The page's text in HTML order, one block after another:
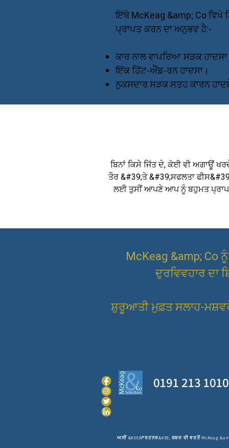
ਇੱਥੇ McKeag &amp; Co ਵਿਖੇ
ਪ੍ਰਾਪਤ ਕਰਨ ਦਾ ਅਨੁਭਵ ਹੈ:-
ਕਾਰ ਨਾਲ ਵਾਪਰਿਆ ਸੜਕ
ਇੱਕ ਹਿੱਟ-ਐਂਡ-ਰਨ ਹਾਦਸਾ।
ਨੁਕਸਦਾਰ ਸੜਕ ਸਤਹ ਕਾਰਨ
ਬਿਨਾਂ ਕਿਸੇ ਜਿੱਤ ਦੇ, ਕੋਈ ਵੀ ਅਗਾਊਂ
ਤੌਰ &#39;ਤੇ &#39;ਸਫਲਤਾ
ਲਈ ਤੁਸੀਂ ਆਪਣੇ ਆਪ ਨੂੰ ਬਹੁਮਤ
McKeag &amp; Co
ਦੁਰਵਿਵਹਾਰ ਦਾ
ਸ਼ੁਰੂਆਤੀ ਮੁਫ਼ਤ ਸਲਾਹ-
0191 213 1010
ਅਸੀਂ &#39;ਪਾਰਟਨਰ&#39; ਸ਼ਬਦ ਦੀ ਵਰਤੋਂ McKeag